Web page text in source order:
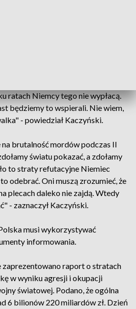
ratach Niemcy tego nie wypłacą.
będziemy to wspierali. Nie wiem,
- powiedział Kaczyński.
brutalność mordów podczas II
światu pokazać, a zdołamy
to straty refutacyjne Niemiec
odebrać. Oni muszą zrozumieć, że
plecach daleko nie zajdą. Wtedy
- zaznaczył Kaczyński.
musi wykorzystywać
informowania.
zaprezentowano raport o stratach
w wyniku agresji i okupacji
światowej. Podano, że ogólna
6 bilionów 220 miliardów zł. Dzień